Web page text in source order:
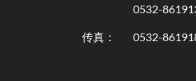
0532-
传真： 0532-